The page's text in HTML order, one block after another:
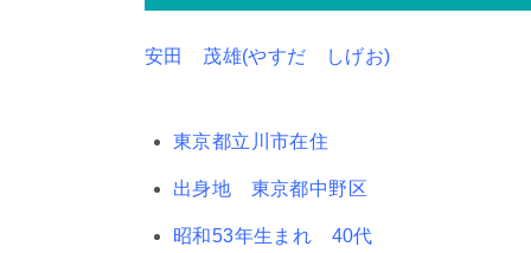
安田 茂雄(やすだ しげお)
東京都立川市在住
出身地 東京都中野区
昭和53年生まれ 40代